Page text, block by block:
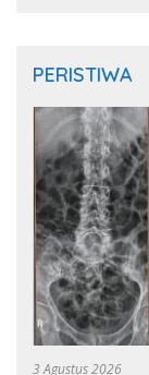
PERISTIWA
3 Agustus 2026